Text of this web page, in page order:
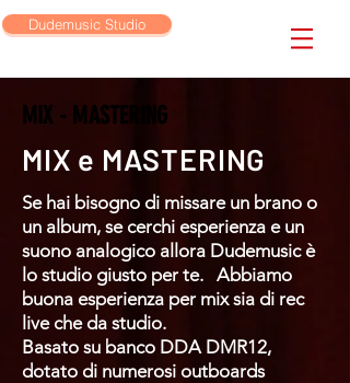
Dudemusic Studio
MIX - MASTERING
MIX e MASTERING
Se hai bisogno di missare un brano o
un album, se cerchi esperienza e un
suono analogico allora Dudemusic è
lo studio giusto per te. Abbiamo
buona esperienza per mix sia di rec
live che da studio.
Basato su banco DDA DMR12,
dotato di numerosi outboards